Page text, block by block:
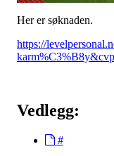
Her er søknaden.
https://
Vedlegg:
#